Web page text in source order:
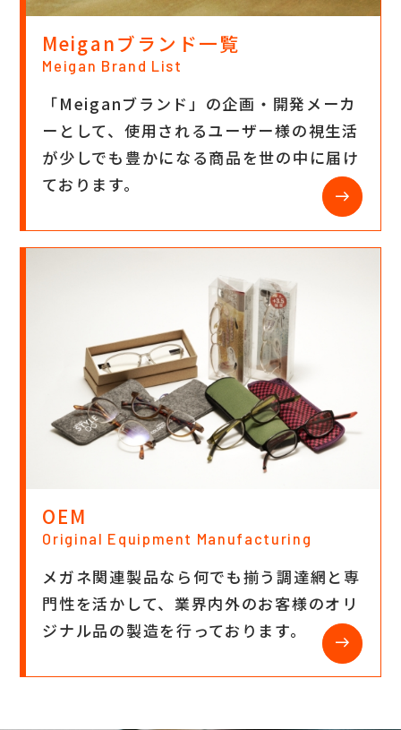
Meiganブランド一覧
Meigan Brand List
「Meiganブランド」の企画・開発メーカ
ーとして、使用されるユーザー様の視生活
が少しでも豊かになる商品を世の中に届け
ております。
east
OEM
Original Equipment Manufacturing
メガネ関連製品なら何でも揃う調達網と専
門性を活かして、業界内外のお客様のオリ
ジナル品の製造を行っております。
east